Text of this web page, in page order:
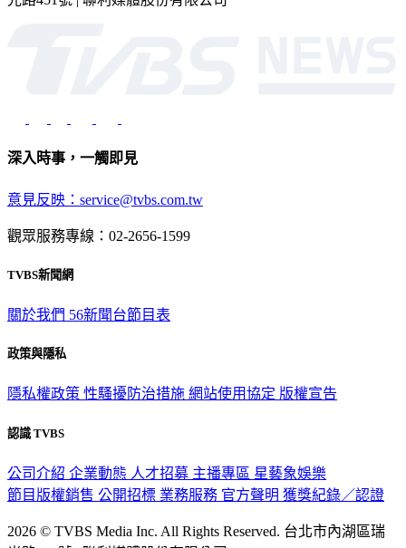
深入時事，一觸即見
意見反映：service@tvbs.com.tw
觀眾服務專線：02-2656-1599
TVBS新聞網
關於我們 56新聞台節目表
政策與隱私
隱私權政策 性騷擾防治措施 網站使用協定 版權宣告
認識 TVBS
公司介紹 企業動態 人才招募 主播專區 星藝象娛樂
節目版權銷售 公開招標 業務服務 官方聲明 獲獎紀錄／認證
2026 © TVBS Media Inc. All Rights Reserved. 台北市內湖區瑞